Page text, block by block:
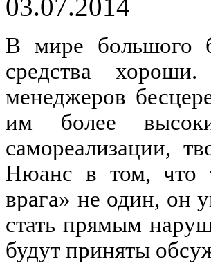
03.07.2014
В мире большого
средства
менеджеров
им более
самореализации,
Нюанс в том, что
врага» не один, он
стать прямым
будут приняты